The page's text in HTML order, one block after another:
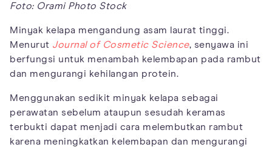
Foto: Orami Photo Stock
Minyak kelapa mengandung asam laurat tinggi.
Menurut Journal of Cosmetic Science, senyawa ini
berfungsi untuk menambah kelembapan pada rambut
dan mengurangi kehilangan protein.
Menggunakan sedikit minyak kelapa sebagai
perawatan sebelum ataupun sesudah keramas
terbukti dapat menjadi cara melembutkan rambut
karena meningkatkan kelembapan dan mengurangi